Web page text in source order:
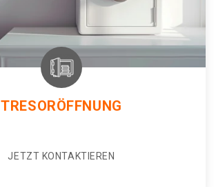
TRESORÖFFNUNG
JETZT KONTAKTIEREN